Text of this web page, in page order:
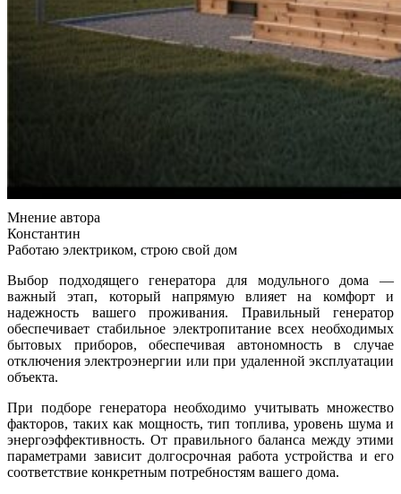
Мнение автора
Константин
Работаю электриком, строю свой дом
Выбор подходящего генератора для модульного дома —
важный этап, который напрямую влияет на комфорт и
надежность вашего проживания. Правильный генератор
обеспечивает стабильное электропитание всех необходимых
бытовых приборов, обеспечивая автономность в случае
отключения электроэнергии или при удаленной эксплуатации
объекта.
При подборе генератора необходимо учитывать множество
факторов, таких как мощность, тип топлива, уровень шума и
энергоэффективность. От правильного баланса между этими
параметрами зависит долгосрочная работа устройства и его
соответствие конкретным потребностям вашего дома.